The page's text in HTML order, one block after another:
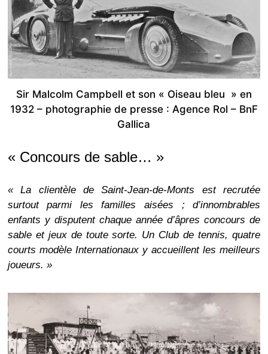
Sir Malcolm Campbell et son « Oiseau bleu » en
1932 – photographie de presse : Agence Rol – BnF
Gallica
« Concours de sable… »
« La clientèle de Saint-Jean-de-Monts est recrutée
surtout parmi les familles aisées ; d’innombrables
enfants y disputent chaque année d’âpres concours de
sable et jeux de toute sorte. Un Club de tennis, quatre
courts modèle Internationaux y accueillent les meilleurs
joueurs. »